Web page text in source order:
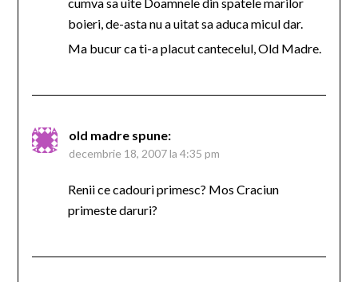
boieri, de-asta nu a uitat sa aduca micul dar.
Ma bucur ca ti-a placut cantecelul, Old Madre.
old madre spune:
decembrie 18, 2007 la 4:35 pm
Renii ce cadouri primesc? Mos Craciun
primeste daruri?